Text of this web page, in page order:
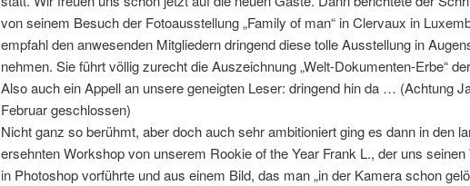
von seinem Besuch der Fotoausstellung „Family of man“ in Clervaux in
empfahl den anwesenden Mitgliedern dringend diese tolle Ausstellung in
nehmen. Sie führt völlig zurecht die Auszeichnung „Welt-Dokumenten-Erbe“
Also auch ein Appell an unsere geneigten Leser: dringend hin da … (Achtung
Februar geschlossen)
Nicht ganz so berühmt, aber doch auch sehr ambitioniert ging es dann in den
ersehnten Workshop von unserem Rookie of the Year Frank L., der uns
in Photoshop vorführte und aus einem Bild, das man „in der Kamera schon